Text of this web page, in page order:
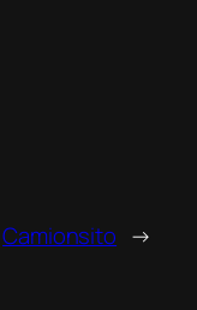
Camionsito →